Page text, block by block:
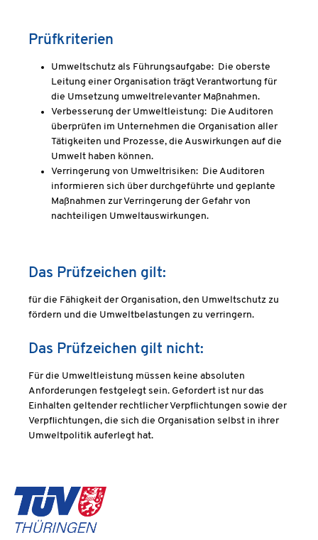
Prüfkriterien
Umweltschutz als Führungsaufgabe: Die oberste
Leitung einer Organisation trägt Verantwortung für
die Umsetzung umweltrelevanter Maßnahmen.
Verbesserung der Umweltleistung: Die Auditoren
überprüfen im Unternehmen die Organisation aller
Tätigkeiten und Prozesse, die Auswirkungen auf die
Umwelt haben können.
Verringerung von Umweltrisiken: Die Auditoren
informieren sich über durchgeführte und geplante
Maßnahmen zur Verringerung der Gefahr von
nachteiligen Umweltauswirkungen.
Das Prüfzeichen gilt:
für die Fähigkeit der Organisation, den Umweltschutz zu
fördern und die Umweltbelastungen zu verringern.
Das Prüfzeichen gilt nicht:
Für die Umweltleistung müssen keine absoluten
Anforderungen festgelegt sein. Gefordert ist nur das
Einhalten geltender rechtlicher Verpflichtungen sowie der
Verpflichtungen, die sich die Organisation selbst in ihrer
Umweltpolitik auferlegt hat.